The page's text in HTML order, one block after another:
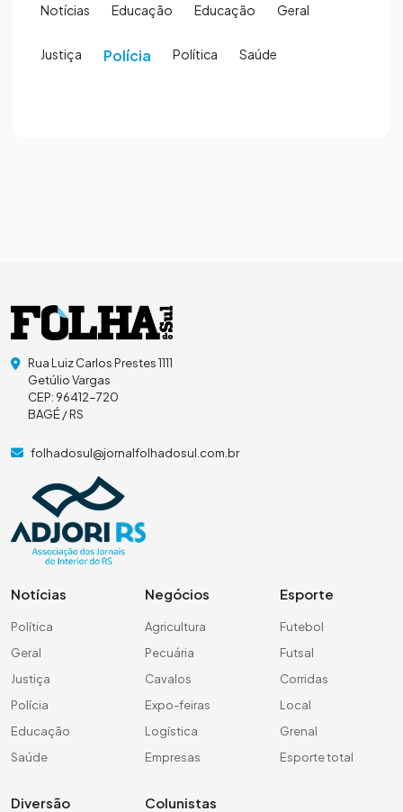
Notícias Educação Educação Geral
Justiça Polícia Política Saúde
Rua Luiz Carlos Prestes 1111
Getúlio Vargas
CEP: 96412-720
BAGÉ / RS
folhadosul@jornalfolhadosul.com.br
Notícias
Política
Geral
Justiça
Polícia
Educação
Saúde
Negócios
Agricultura
Pecuária
Cavalos
Expo-feiras
Logística
Empresas
Esporte
Futebol
Futsal
Corridas
Local
Grenal
Esporte total
Diversão Colunistas